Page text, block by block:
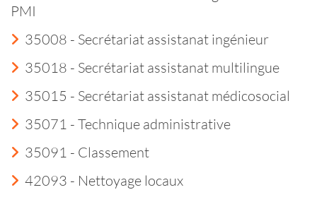
PMI
35008 - Secrétariat assistanat ingénieur
35018 - Secrétariat assistanat multilingue
35015 - Secrétariat assistanat médicosocial
35071 - Technique administrative
35091 - Classement
42093 - Nettoyage locaux